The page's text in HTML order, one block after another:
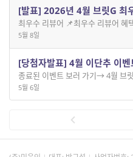
[발표] 2026년 4월 브릿G
최우수 리뷰어 📌최우수 리뷰어 혜
5월 8일
[당첨자발표] 4월 이단추 이
종료된 이벤트 보러 가기→ 4월 브
5월 6일